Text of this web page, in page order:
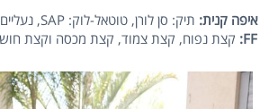
איפה קנית: תיק: סן לורן, טוטאל-לוק: SAP, נעליים: פאשן נובה
FF
: קצת נפוח, קצת צמוד, קצת מכסה וקצת חושף